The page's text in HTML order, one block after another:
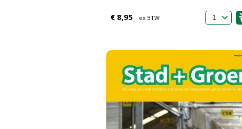
€ 8,95 ex BTW